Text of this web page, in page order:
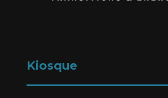
Kiosque